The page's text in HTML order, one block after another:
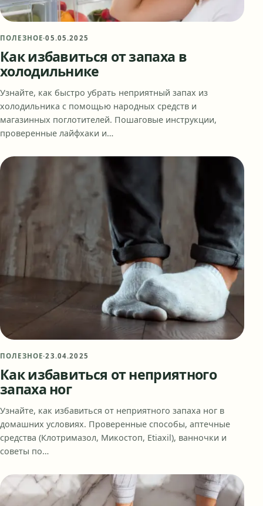
ПОЛЕЗНОЕ·05.05.2025
Как избавиться от запаха в
холодильнике
Узнайте, как быстро убрать неприятный запах из
холодильника с помощью народных средств и
магазинных поглотителей. Пошаговые инструкции,
проверенные лайфхаки и…
ПОЛЕЗНОЕ·23.04.2025
Как избавиться от неприятного
запаха ног
Узнайте, как избавиться от неприятного запаха ног в
домашних условиях. Проверенные способы, аптечные
средства (Клотримазол, Микостоп, Etiaxil), ванночки и
советы по…